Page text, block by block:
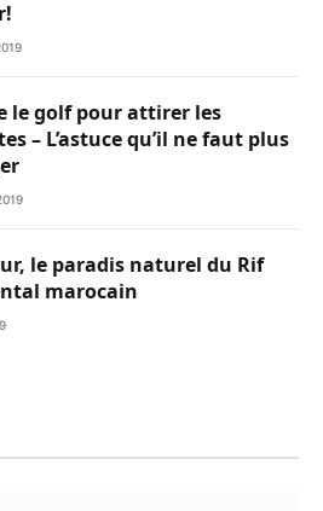
le golf pour attirer les
– L’astuce qu’il ne faut plus
le paradis naturel du Rif
marocain